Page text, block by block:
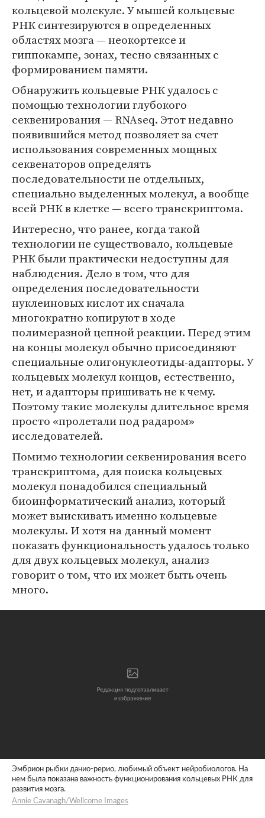
кольцевой молекуле. У мышей кольцевые
РНК синтезируются в определенных
областях мозга — неокортексе и
гиппокампе, зонах, тесно связанных с
формированием памяти.
Обнаружить кольцевые РНК удалось с
помощью технологии глубокого
секвенирования — RNAseq. Этот недавно
появившийся метод позволяет за счет
использования современных мощных
секвенаторов определять
последовательности не отдельных,
специально выделенных молекул, а вообще
всей РНК в клетке — всего транскриптома.
Интересно, что ранее, когда такой
технологии не существовало, кольцевые
РНК были практически недоступны для
наблюдения. Дело в том, что для
определения последовательности
нуклеиновых кислот их сначала
многократно копируют в ходе
полимеразной цепной реакции. Перед этим
на концы молекул обычно присоединяют
специальные олигонуклеотиды-адапторы. У
кольцевых молекул концов, естественно,
нет, и адапторы пришивать не к чему.
Поэтому такие молекулы длительное время
просто «пролетали под радаром»
исследователей.
Помимо технологии секвенирования всего
транскриптома, для поиска кольцевых
молекул понадобился специальный
биоинформатический анализ, который
может выискивать именно кольцевые
молекулы. И хотя на данный момент
показать функциональность удалось только
для двух кольцевых молекул, анализ
говорит о том, что их может быть очень
много.
Эмбрион рыбки данио-рерио, любимый объект нейробиологов. На
нем была показана важность функционирования кольцевых РНК для
развития мозга.
Annie Cavanagh/Wellcome Images